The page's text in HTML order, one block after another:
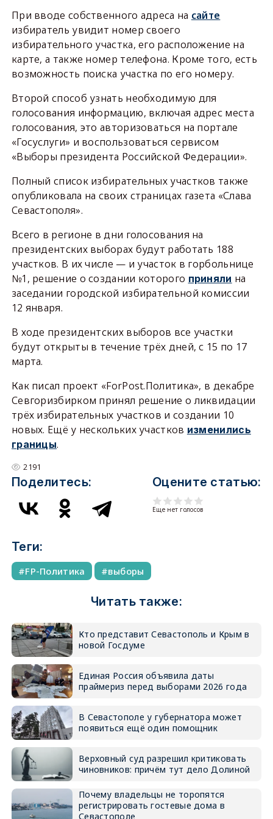
При вводе собственного адреса на сайте
избиратель увидит номер своего
избирательного участка, его расположение на
карте, а также номер телефона. Кроме того, есть
возможность поиска участка по его номеру.
Второй способ узнать необходимую для
голосования информацию, включая адрес места
голосования, это авторизоваться на портале
«Госуслуги» и воспользоваться сервисом
«Выборы президента Российской Федерации».
Полный список избирательных участков также
опубликовала на своих страницах газета «Слава
Севастополя».
Всего в регионе в дни голосования на
президентских выборах будут работать 188
участков. В их числе — и участок в горбольнице
№1, решение о создании которого приняли на
заседании городской избирательной комиссии
12 января.
В ходе президентских выборов все участки
будут открыты в течение трёх дней, с 15 по 17
марта.
Как писал проект «ForPost.Политика», в декабре
Севгоризбирком принял решение о ликвидации
трёх избирательных участков и создании 10
новых. Ещё у нескольких участков изменились
границы.
2191
Поделитесь: Оцените статью:
Еще нет голосов
Теги:
FP-Политика выборы
Читать также:
Кто представит Севастополь и Крым в
новой Госдуме
Единая Россия объявила даты
праймериз перед выборами 2026 года
В Севастополе у губернатора может
появиться ещё один помощник
Верховный суд разрешил критиковать
чиновников: причём тут дело Долиной
Почему владельцы не торопятся
регистрировать гостевые дома в
Севастополе